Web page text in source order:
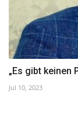
„Es gibt keinen
Jul 10, 2023